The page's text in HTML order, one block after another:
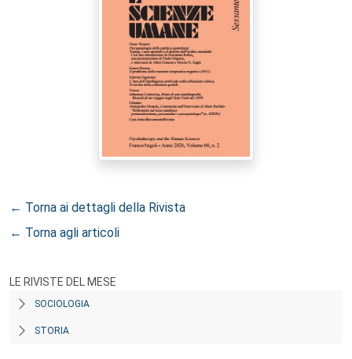
← Torna ai dettagli della Rivista
← Torna agli articoli
LE RIVISTE DEL MESE
SOCIOLOGIA
STORIA